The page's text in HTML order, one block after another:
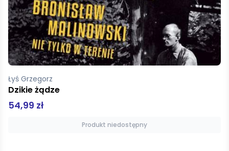
Le Bon Gustave, Julian Ochorowicz
Psychologia rozwoju narodów
39,99 zł
Produkt niedostępny